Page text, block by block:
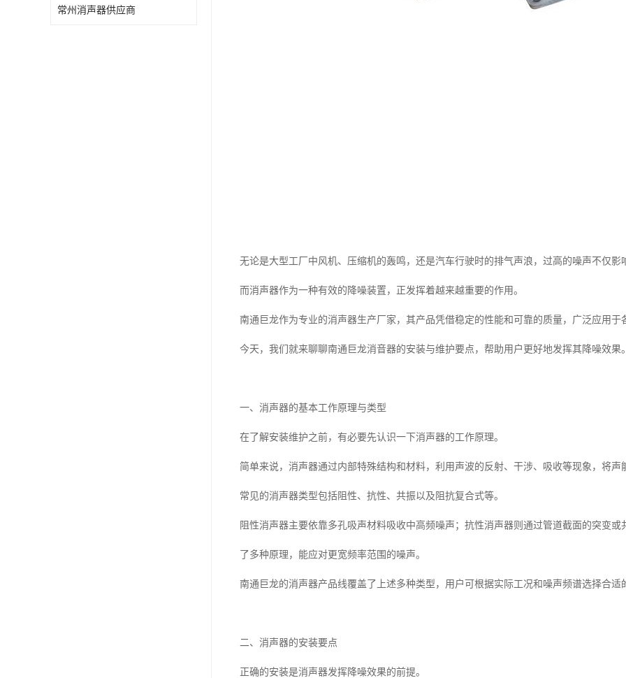
常州消声器供应商
无论是大型工厂中风机、压缩机的轰鸣，还是汽车行驶时的排气声浪，过高的噪声不仅
而消声器作为一种有效的降噪装置，正发挥着越来越重要的作用。
南通巨龙作为专业的消声器生产厂家，其产品凭借稳定的性能和可靠的质量，广泛应用于
今天，我们就来聊聊南通巨龙消音器的安装与维护要点，帮助用户更好地发挥其降噪效果
一、消声器的基本工作原理与类型
在了解安装维护之前，有必要先认识一下消声器的工作原理。
简单来说，消声器通过内部特殊结构和材料，利用声波的反射、干涉、吸收等现象，将
常见的消声器类型包括阻性、抗性、共振以及阻抗复合式等。
阻性消声器主要依靠多孔吸声材料吸收中高频噪声；抗性消声器则通过管道截面的突变
了多种原理，能应对更宽频率范围的噪声。
南通巨龙的消声器产品线覆盖了上述多种类型，用户可根据实际工况和噪声频谱选择合适
二、消声器的安装要点
正确的安装是消声器发挥降噪效果的前提。